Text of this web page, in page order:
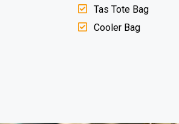
Tas Tote Bag
Cooler Bag